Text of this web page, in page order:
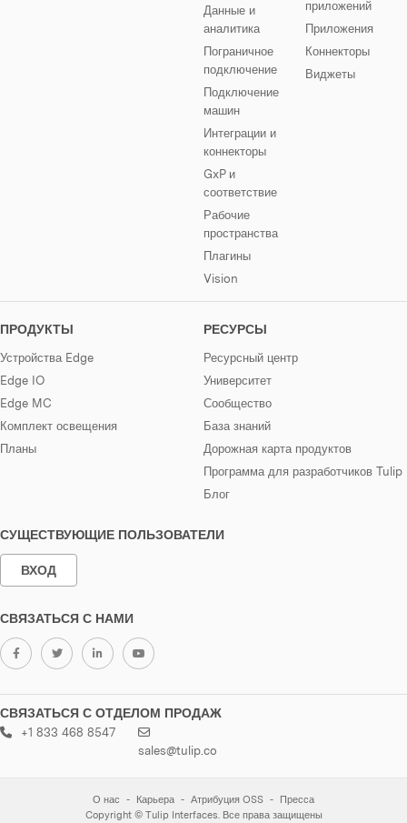
Данные и
аналитика
Пограничное
подключение
Подключение
машин
Интеграции и
коннекторы
GxP и
соответствие
Рабочие
пространства
Плагины
Vision
приложений
Приложения
Коннекторы
Виджеты
ПРОДУКТЫ
Устройства Edge
Edge IO
Edge MC
Комплект освещения
Планы
РЕСУРСЫ
Ресурсный центр
Университет
Сообщество
База знаний
Дорожная карта продуктов
Программа для разработчиков Tulip
Блог
СУЩЕСТВУЮЩИЕ ПОЛЬЗОВАТЕЛИ
ВХОД
СВЯЗАТЬСЯ С НАМИ
СВЯЗАТЬСЯ С ОТДЕЛОМ ПРОДАЖ
+1 833 468 8547
sales@tulip.co
О нас Карьера Атрибуция OSS
Пресса
Copyright © Tulip Interfaces. Все права защищены